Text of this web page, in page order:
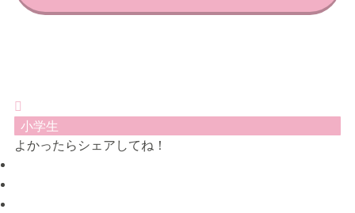
小学生
よかったらシェアしてね！